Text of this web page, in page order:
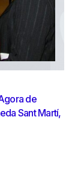
de
Sant Martí,